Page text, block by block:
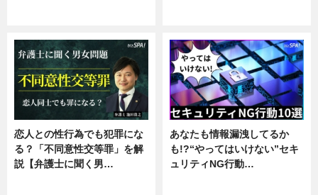
恋人との性行為でも犯罪にな
る？「不同意性交等罪」を解
説【弁護士に聞く男…
あなたも情報漏洩してるか
も!?“やってはいけない”セキ
ュリティNG行動…